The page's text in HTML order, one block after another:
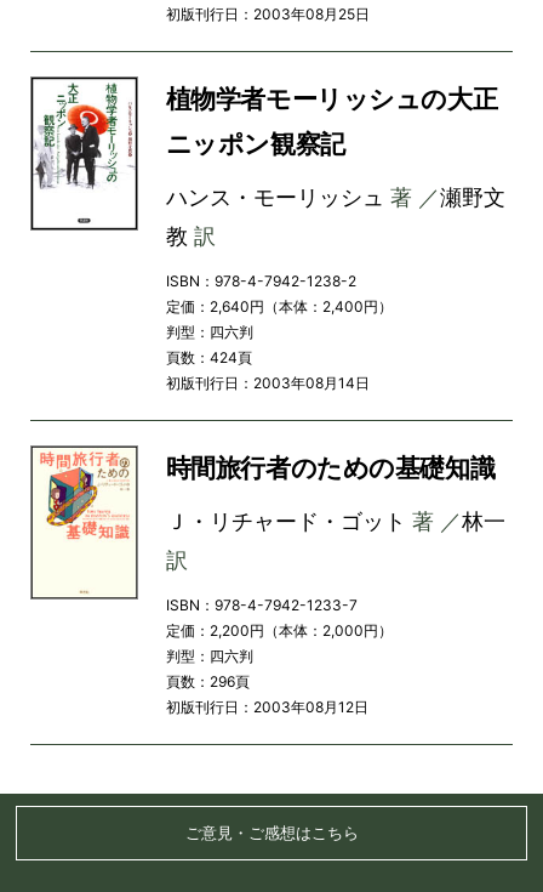
初版刊行日：2003年08月25日
植物学者モーリッシュの大正
ニッポン観察記
ハンス・モーリッシュ 著 ／瀬野文
教 訳
ISBN：978-4-7942-1238-2
定価：2,640円（本体：2,400円）
判型：四六判
頁数：424頁
初版刊行日：2003年08月14日
時間旅行者のための基礎知識
Ｊ・リチャード・ゴット 著 ／林一
訳
ISBN：978-4-7942-1233-7
定価：2,200円（本体：2,000円）
判型：四六判
頁数：296頁
初版刊行日：2003年08月12日
ご意見・ご感想はこちら